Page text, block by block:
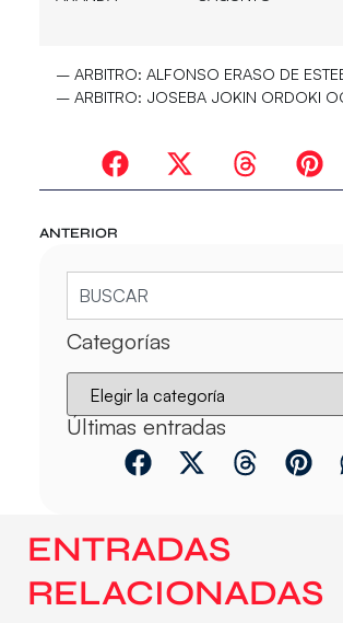
– ARBITRO: ALFONSO ERASO DE
– ARBITRO: JOSEBA JOKIN ORDOKI
ANTERIOR
Categorías
Últimas entradas
ENTRADAS
RELACIONADAS